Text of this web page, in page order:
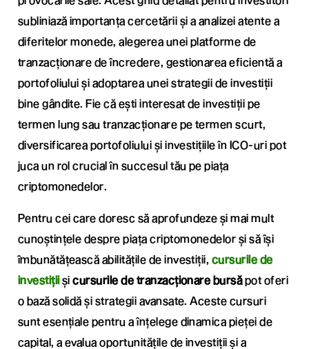
subliniază importanța cercetării și a analizei atente a
diferitelor monede, alegerea unei platforme de
tranzacționare de încredere, gestionarea eficientă a
portofoliului și adoptarea unei strategii de investiții
bine gândite. Fie că ești interesat de investiții pe
termen lung sau tranzacționare pe termen scurt,
diversificarea portofoliului și investițiile în ICO-uri pot
juca un rol crucial în succesul tău pe piața
criptomonedelor.
Pentru cei care doresc să aprofundeze și mai mult
cunoștințele despre piața criptomonedelor și să își
îmbunătățească abilitățile de investiții, cursurile de
investițiișicursurile de tranzacționare bursăpot oferi
o bază solidă și strategii avansate. Aceste cursuri
sunt esențiale pentru a înțelege dinamica pieței de
capital, a evalua oportunitățile de investiții și a